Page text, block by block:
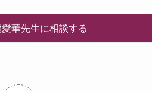
華先生に相談する